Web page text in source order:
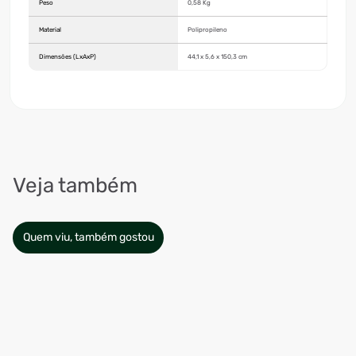
Peso 0,58 Kg
Material Polipropileno
Dimensões (LxAxP) 44,1 x 5,6 x 150,3 cm
Veja também
Quem viu, também gostou